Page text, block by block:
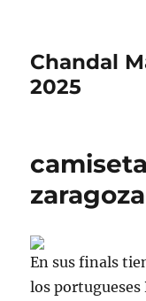
Chandal
2025
zaragoza
En sus finals
los portugueses